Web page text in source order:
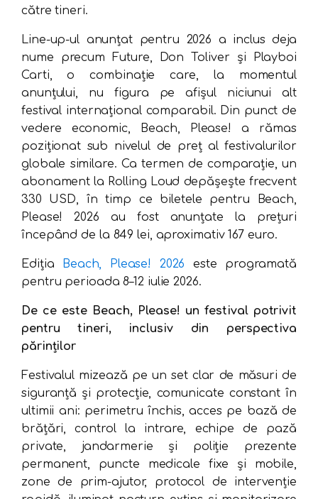
către tineri.
Line-up-ul anunțat pentru 2026 a inclus deja
nume precum Future, Don Toliver și Playboi
Carti, o combinație care, la momentul
anunțului, nu figura pe afișul niciunui alt
festival internațional comparabil. Din punct de
vedere economic, Beach, Please! a rămas
poziționat sub nivelul de preț al festivalurilor
globale similare. Ca termen de comparație, un
abonament la Rolling Loud depășește frecvent
330 USD, în timp ce biletele pentru Beach,
Please! 2026 au fost anunțate la prețuri
începând de la 849 lei, aproximativ 167 euro.
Ediția Beach, Please! 2026 este programată
pentru perioada 8–12 iulie 2026.
De ce este Beach, Please! un festival potrivit
pentru tineri, inclusiv din perspectiva
părinților
Festivalul mizează pe un set clar de măsuri de
siguranță și protecție, comunicate constant în
ultimii ani: perimetru închis, acces pe bază de
brățări, control la intrare, echipe de pază
private, jandarmerie și poliție prezente
permanent, puncte medicale fixe și mobile,
zone de prim-ajutor, protocol de intervenție